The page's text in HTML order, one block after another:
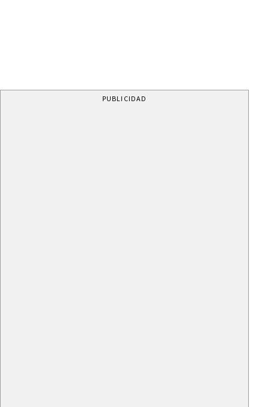
PUBLICIDAD